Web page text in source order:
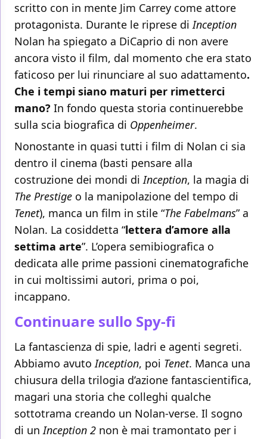
scritto con in mente Jim Carrey come attore
protagonista. Durante le riprese diInception
Nolan ha spiegato a DiCaprio di non avere
ancora visto il film, dal momento che era stato
faticoso per lui rinunciare al suo adattamento.
Che i tempi siano maturi per rimetterci
mano? In fondo questa storia continuerebbe
sulla scia biografica di Oppenheimer.
Nonostante in quasi tutti i film di Nolan ci sia
dentro il cinema (basti pensare alla
costruzione dei mondi diInception, la magia di
The Prestige o la manipolazione del tempo di
Tenet), manca un film in stile “The Fabelmans” a
Nolan. La cosiddetta “lettera d’amore alla
settima arte”. L’opera semibiografica o
dedicata alle prime passioni cinematografiche
in cui moltissimi autori, prima o poi,
incappano.
Continuare sullo Spy-fi
La fantascienza di spie, ladri e agenti segreti.
Abbiamo avutoInception, poi Tenet. Manca una
chiusura della trilogia d’azione fantascientifica,
magari una storia che colleghi qualche
sottotrama creando un Nolan-verse. Il sogno
di unInception 2 non è mai tramontato per i